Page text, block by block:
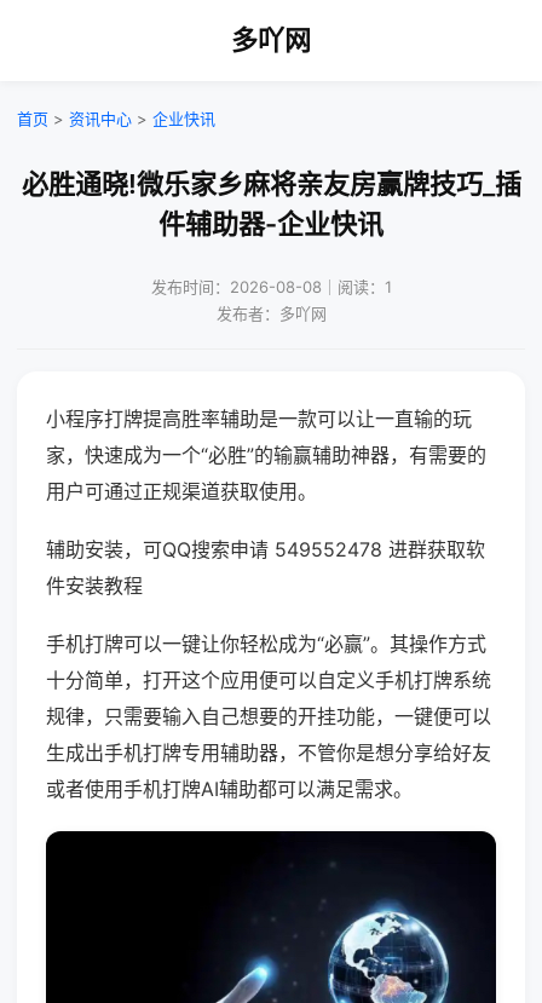
多吖网
首页 > 资讯中心 > 企业快讯
必胜通晓!微乐家乡麻将亲友房赢牌技巧_插
件辅助器-企业快讯
发布时间：2026-08-08｜阅读：1
发布者：多吖网
小程序打牌提高胜率辅助是一款可以让一直输的玩
家，快速成为一个“必胜”的输赢辅助神器，有需要的
用户可通过正规渠道获取使用。
辅助安装，可QQ搜索申请 549552478 进群获取软
件安装教程
手机打牌可以一键让你轻松成为“必赢”。其操作方式
十分简单，打开这个应用便可以自定义手机打牌系统
规律，只需要输入自己想要的开挂功能，一键便可以
生成出手机打牌专用辅助器，不管你是想分享给好友
或者使用手机打牌AI辅助都可以满足需求。